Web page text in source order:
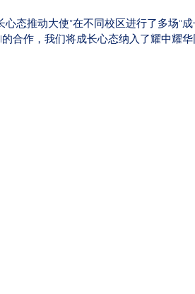
心态推动大使”在不同校区进行了多场“
的合作，我们将成长心态纳入了耀中耀